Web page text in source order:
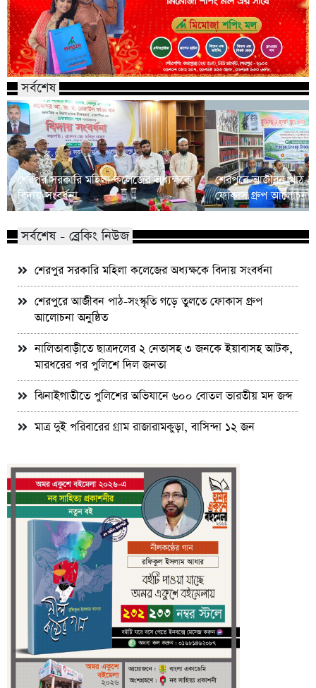
সর্বশেষ
শেরপুর সরকারি মহিলা কলেজের অধ্যক্ষকে
বিদায় সংবর্ধনা
শেরপুরে আজীবন পাঠ-
ফোকাস গ্রুপ আলোচনা
সর্বশেষ - ব্রেকিং নিউজ
শেরপুর সরকারি মহিলা কলেজের অধ্যক্ষকে বিদায় সংবর্ধনা
শেরপুরে আজীবন পাঠ-সংস্কৃতি গড়ে তুলতে ফোকাস গ্রুপ
আলোচনা অনুষ্ঠিত
নালিতাবাড়ীতে ছাত্রদলের ২ নেতাসহ ৩ জনকে ইয়াবাসহ আটক,
মারধরের পর পুলিশে দিল জনতা
ঝিনাইগাতীতে পুলিশের অভিযানে ৬০০ বোতল ভারতীয় মদ জব্দ
মাত্র দুই পরিবারের গ্রাম রাজারামকুড়া, বাসিন্দা ১২ জন